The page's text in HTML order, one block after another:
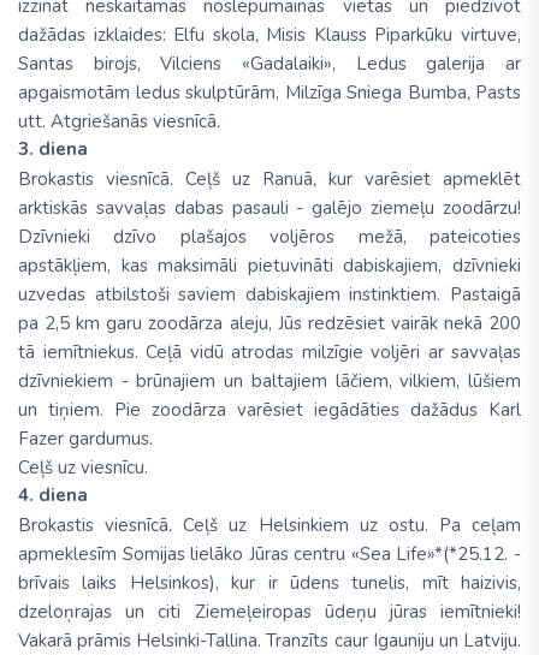
izzināt neskaitāmas noslēpumainās vietas un piedzīvot
dažādas izklaides: Elfu skola, Misis Klauss Piparkūku virtuve,
Santas birojs, Vilciens «Gadalaiki», Ledus galerija ar
apgaismotām ledus skulptūrām, Milzīga Sniega Bumba, Pasts
utt. Atgriešanās viesnīcā.
3. diena
Brokastis viesnīcā. Ceļš uz Ranuā, kur varēsiet apmeklēt
arktiskās savvaļas dabas pasauli - galējo ziemeļu zoodārzu!
Dzīvnieki dzīvo plašajos voljēros mežā, pateicoties
apstākļiem, kas maksimāli pietuvināti dabiskajiem, dzīvnieki
uzvedas atbilstoši saviem dabiskajiem instinktiem. Pastaigā
pa 2,5 km garu zoodārza aleju, Jūs redzēsiet vairāk nekā 200
tā iemītniekus. Ceļā vidū atrodas milzīgie voljēri ar savvaļas
dzīvniekiem - brūnajiem un baltajiem lāčiem, vilkiem, lūšiem
un tiņiem. Pie zoodārza varēsiet iegādāties dažādus Karl
Fazer gardumus.
Ceļš uz viesnīcu.
4. diena
Brokastis viesnīcā. Ceļš uz Helsinkiem uz ostu. Pa ceļam
apmeklesīm Somijas lielāko Jūras centru «Sea Life»*(*25.12. -
brīvais laiks Helsinkos), kur ir ūdens tunelis, mīt haizivis,
dzeloņrajas un citi Ziemeļeiropas ūdeņu jūras iemītnieki!
Vakarā prāmis Helsinki-Tallina. Tranzīts caur Igauniju un Latviju.